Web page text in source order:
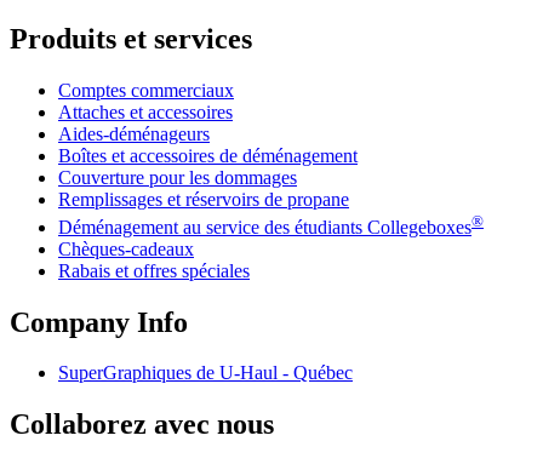
Produits et services
Comptes commerciaux
Attaches et accessoires
Aides-déménageurs
Boîtes et accessoires de déménagement
Couverture pour les dommages
Remplissages et réservoirs de propane
Déménagement au service des étudiants Collegeboxes®
Chèques-cadeaux
Rabais et offres spéciales
Company Info
SuperGraphiques de U-Haul - Québec
Collaborez avec nous